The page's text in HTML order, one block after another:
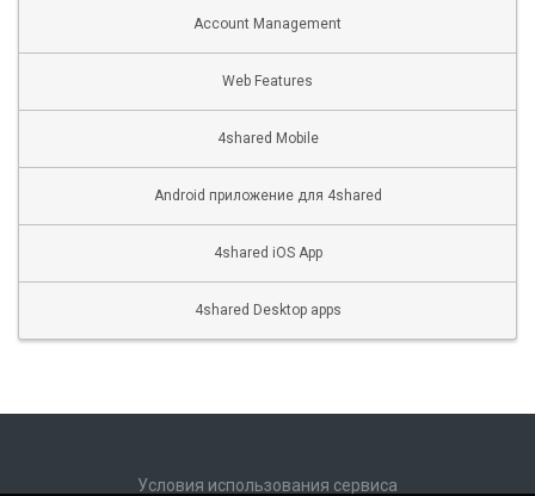
Account Management
Web Features
4shared Mobile
Android приложение для 4shared
4shared iOS App
4shared Desktop apps
Условия использования сервиса